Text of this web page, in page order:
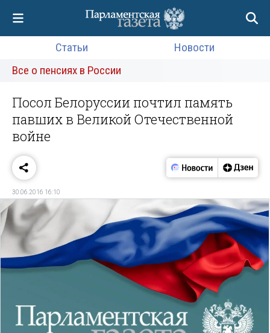
Статьи
Новости
Все о пенсиях в России
Посол Белоруссии почтил память
павших в Великой Отечественной
войне
30.06.2016 16:10